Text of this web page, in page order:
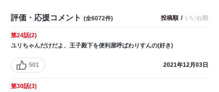
評価・応援コメント (全6072件) 投稿順 / いいね順
第24話(2)
ユリちゃんだけだよ、王子殿下を便利屋呼ばわりすんの(好き)
501 2021年12月03日
第30話(3)